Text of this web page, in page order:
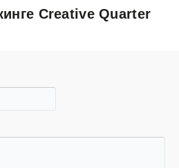
Creative Quarter